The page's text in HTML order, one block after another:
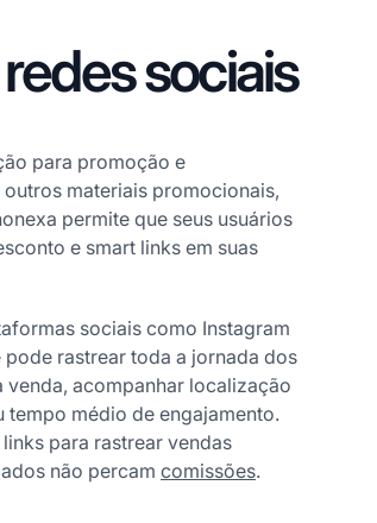
sociais
para promoção e
materiais promocionais,
permite que seus usuários
e smart links em suas
sociais como Instagram
rastrear toda a jornada dos
venda, acompanhar localização
médio de engajamento.
para rastrear vendas
não percam comissões.